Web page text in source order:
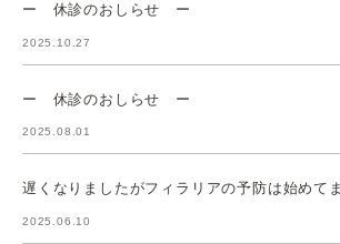
ー 休診のおしらせ ー
2025.10.27
ー 休診のおしらせ ー
2025.08.01
遅くなりましたがフィラリアの予防は始めて
2025.06.10